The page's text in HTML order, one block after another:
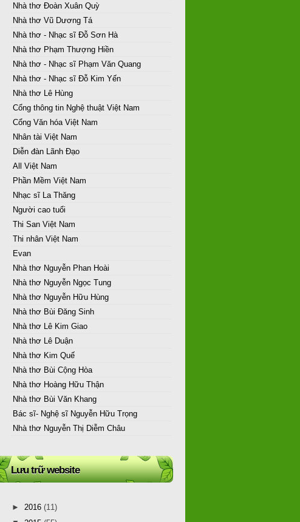
Nhà thơ Đoàn Xuân Quỳ
Nhà thơ Vũ Dương Tá
Nhà thơ - Nhạc sĩ Đỗ Sơn Hà
Nhà thơ Phạm Thượng Hiền
Nhà thơ - Nhạc sĩ Phạm Văn Quang
Nhà thơ - Nhạc sĩ Đỗ Kim Yến
Nhà thơ Lê Hùng
Cổng thông tin Nghệ thuật Việt Nam
Cổng Văn hóa Việt Nam
Nhân tài Việt Nam
Diễn đàn Lãnh Đạo
All Việt Nam
Phần Mềm Việt Nam
Nhạc sĩ La Thăng
Người cao tuổi
Thi San Việt Nam
Thi nhân Việt Nam
Evan
Nhà thơ Nguyễn Phan Hoài
Nhà thơ Nguyễn Ngọc Tung
Nhà thơ Nguyễn Hữu Hùng
Nhà thơ Bùi Đăng Sinh
Nhà thơ Lê Kim Giao
Nhà thơ Lê Duận
Nhà thơ Kim Quế
Nhà thơ Bùi Cộng Hòa
Nhà thơ Hoàng Hữu Thận
Nhà thơ Bùi Văn Khang
Bác sĩ- Nghệ sĩ Nguyễn Hữu Trọng
Nhà thơ Nguyễn Thị Diễm Châu
Lưu trữ website
► 2016 (11)